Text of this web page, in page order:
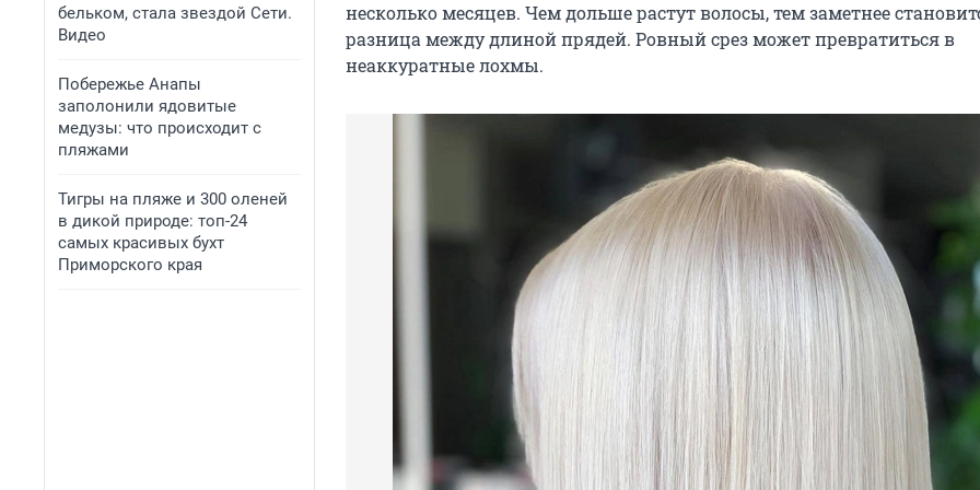
бельком, стала звездой Сети.
Видео
Побережье Анапы
заполонили ядовитые
медузы: что происходит с
пляжами
Тигры на пляже и 300 оленей
в дикой природе: топ-24
самых красивых бухт
Приморского края
несколько месяцев. Чем дольше растут волосы, тем заметнее
разница между длиной прядей. Ровный срез может превратиться в
неаккуратные лохмы.